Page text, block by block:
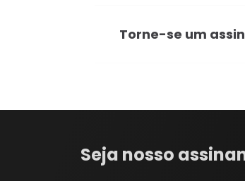
Torne-se um
Seja nosso